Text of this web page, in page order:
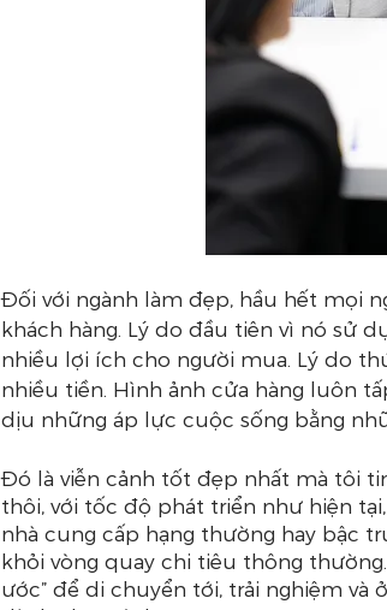
Đối với ngành làm đẹp, hầu hết mọi
khách hàng. Lý do đầu tiên vì nó sử
nhiều lợi ích cho người mua. Lý do
nhiều tiền. Hình ảnh cửa hàng luôn
dịu những áp lực cuộc sống bằng
Đó là viễn cảnh tốt đẹp nhất mà tôi
thôi, với tốc độ phát triển như hiện
nhà cung cấp hạng thường hay bậc
khỏi vòng quay chi tiêu thông
ước” để di chuyển tới, trải nghiệm